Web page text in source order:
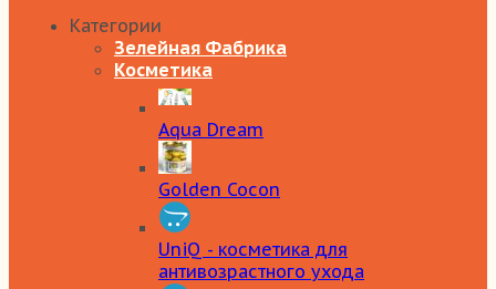
Категории
Зелейная Фабрика
Косметика
Aqua Dream
Golden Cocon
UniQ - косметика для
антивозрастного ухода